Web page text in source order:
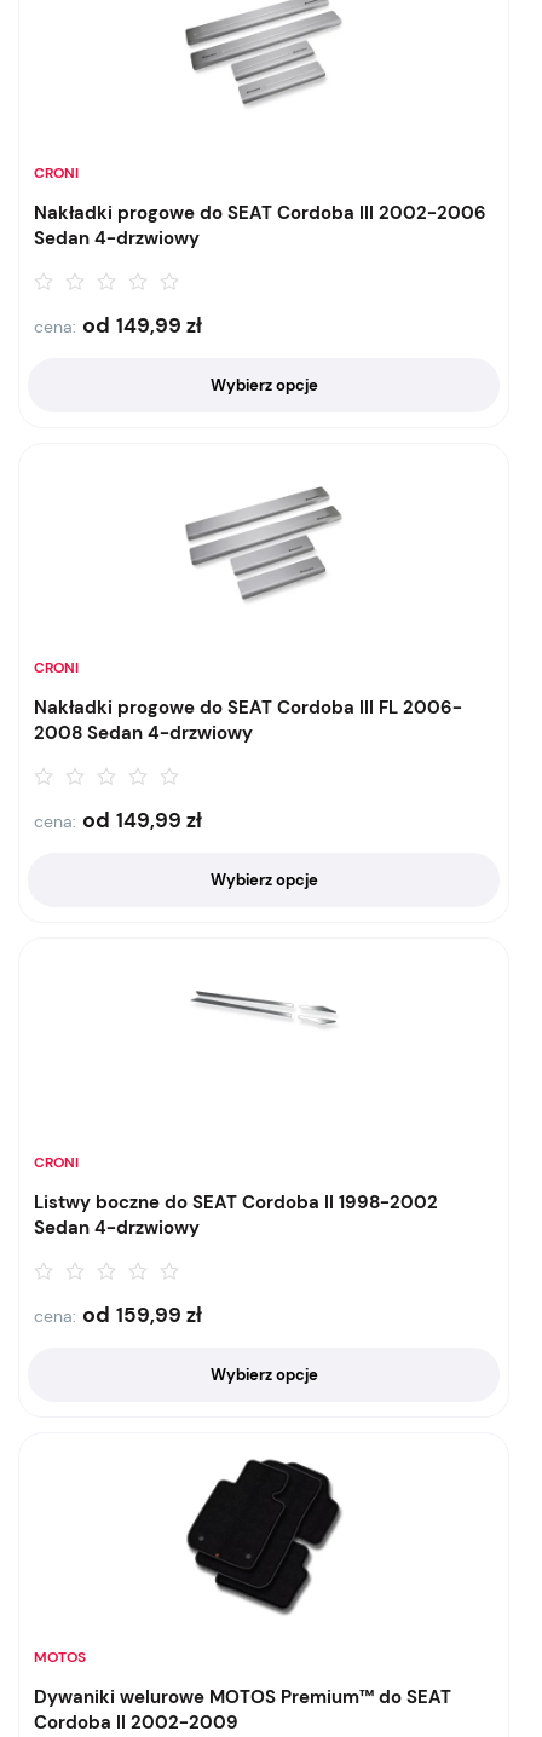
CRONI
Nakładki progowe do SEAT Cordoba III 2002-2006
Sedan 4-drzwiowy
cena: od 149,99 zł
Wybierz opcje
CRONI
Nakładki progowe do SEAT Cordoba III FL 2006-
2008 Sedan 4-drzwiowy
cena: od 149,99 zł
Wybierz opcje
CRONI
Listwy boczne do SEAT Cordoba II 1998-2002
Sedan 4-drzwiowy
cena: od 159,99 zł
Wybierz opcje
MOTOS
Dywaniki welurowe MOTOS Premium™ do SEAT
Cordoba II 2002-2009